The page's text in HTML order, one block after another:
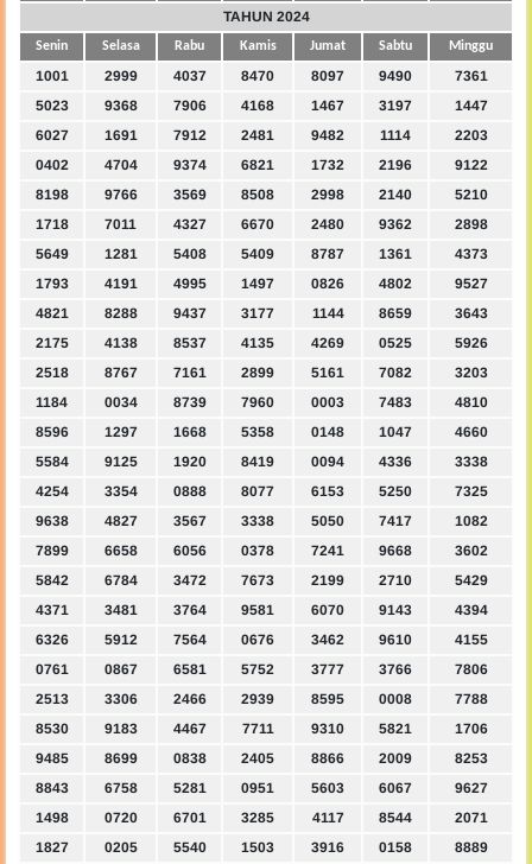
TAHUN 2024
Senin Selasa Rabu Kamis Jumat Sabtu Minggu
1001 2999 4037 8470 8097 9490
7361
5023
9368 7906 4168 1467 3197
1447
6027
1691 7912 2481 9482 1114
2203
0402
4704 9374 6821 1732 2196
9122
8198
9766 3569 8508 2998 2140
5210
1718
7011 4327 6670 2480 9362
2898
5649
1281 5408 5409 8787 1361
4373
1793
4191 4995 1497 0826 4802
9527
4821
8288 9437 3177 1144 8659
3643
2175
4138 8537 4135 4269 0525
5926
2518
8767 7161 2899 5161 7082
3203
1184
0034 8739 7960 0003 7483
4810
8596
1297 1668 5358 0148 1047
4660
5584
9125 1920 8419 0094 4336
3338
4254
3354 0888 8077 6153 5250
7325
9638
4827 3567 3338 5050 7417
1082
7899
6658 6056 0378 7241 9668
3602
5842
6784 3472 7673 2199 2710
5429
4371
3481 3764 9581 6070 9143
4394
6326
5912 7564 0676 3462 9610
4155
0761
0867 6581 5752 3777 3766
7806
2513
3306 2466 2939 8595 0008
7788
8530
9183 4467 7711 9310 5821
1706
9485
8699 0838 2405 8866 2009
8253
8843
6758 5281 0951 5603 6067
9627
1498
0720 6701 3285 4117 8544
2071
1827
0205 5540 1503 3916 0158 8889